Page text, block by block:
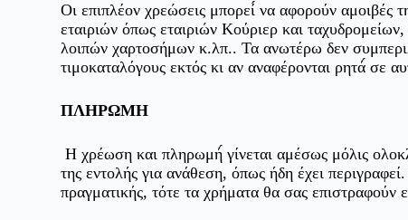
Οι επιπλέον χρεώσεις μπορεί́ να αφορούν αμοιβές
εταιριών όπως εταιριών Κούριερ και
λοιπών χαρτοσήμων κ.λπ.. Τα ανωτέρω δεν
τιμοκαταλόγους εκτός κι αν αναφέρονται ρητά́ σε
ΠΛΗΡΩΜΗ
Η χρέωση και πληρωμή́ γίνεται αμέσως μόλις
της εντολής για ανάθεση, όπως ήδη έχει
πραγματικής, τότε τα χρήματα θα σας επιστραφούν